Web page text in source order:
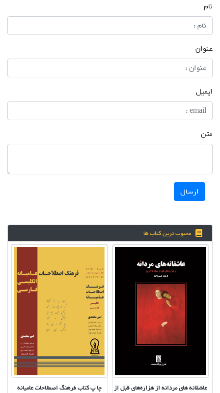
نام
عنوان
ایمیل
متن
ارسال
محبوب ترین کتاب ها
چا پ کتاب فرهنگ اصطلاحات عامیانه
عاشقانه های مردانه از هزاره‌های قبل از